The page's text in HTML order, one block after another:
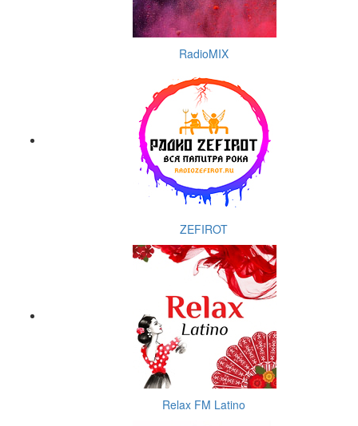
RadioMIX
ZEFIROT
Relax FM Latino